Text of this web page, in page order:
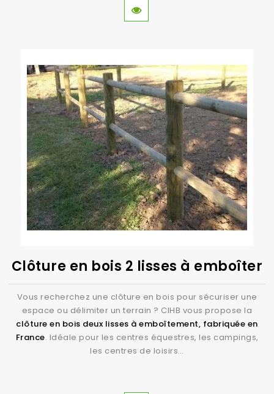
Clôture en bois 2 lisses à emboîter
Vous recherchez une clôture en bois pour sécuriser une
espace ou délimiter un terrain ? CIHB vous propose la
clôture en bois deux lisses à emboîtement, fabriquée en
France. Idéale pour les centres équestres, les campings,
les centres de loisirs…